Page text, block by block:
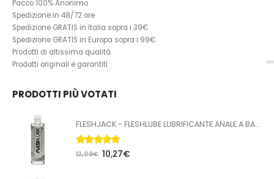
Pacco 100% Anonimo
Spedizione in 48/72 ore
Spedizione GRATIS in Italia sopra i 39€
Spedizione GRATIS in Europa sopra i 99€
Prodotti di altissima qualità
Prodotti originali e garantiti
PRODOTTI PIÙ VOTATI
FLESHJACK - FLESHLUBE LUBRIFICANTE ANALE A BASE ACQUA 100 ML
5.00Su 5
12,09€ 10,27€